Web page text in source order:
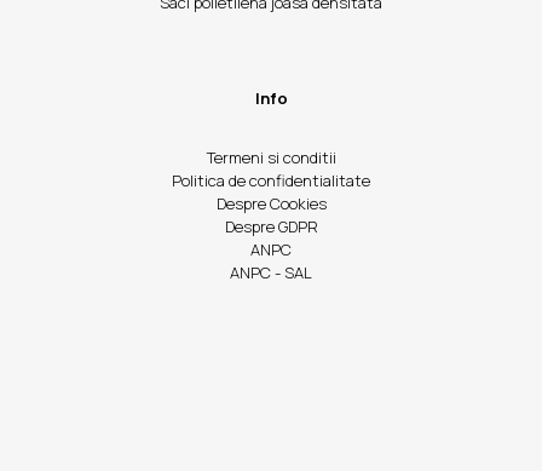
Info
Termeni si conditii
Politica de confidentialitate
Despre Cookies
Despre GDPR
ANPC
ANPC - SAL